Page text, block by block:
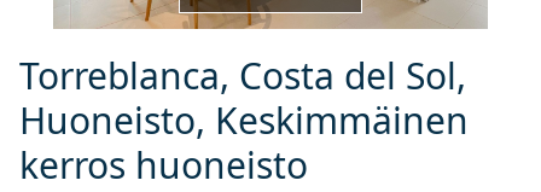
Torreblanca, Costa del Sol,
Huoneisto, Keskimmäinen
kerros huoneisto